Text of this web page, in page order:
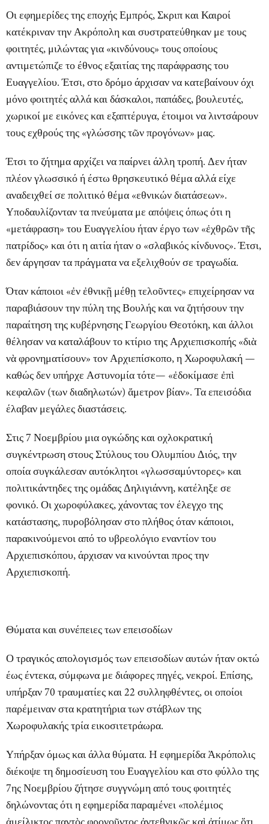
Οι εφημερίδες της εποχήςΕμπρός,ΣκριπκαιΚαιροί
κατέκριναν τηνΑκρόποληκαι συστρατεύθηκαν με τους
φοιτητές, μιλώντας για «κινδύνους» τους οποίους
αντιμετώπιζε το έθνος εξαιτίας της παράφρασης του
Ευαγγελίου. Έτσι, στο δρόμο άρχισαν να κατεβαίνουν όχι
μόνο φοιτητές αλλά και δάσκαλοι, παπάδες, βουλευτές,
χωρικοί με εικόνες και εξαπτέρυγα, έτοιμοι να λιντσάρουν
τους εχθρούς της «γλώσσης τῶν προγόνων» μας.
Έτσι το ζήτημα αρχίζει να παίρνει άλλη τροπή. Δεν ήταν
πλέον γλωσσικό ή έστω θρησκευτικό θέμα αλλά είχε
αναδειχθεί σε πολιτικό θέμα «εθνικών διατάσεων».
Υποδαυλίζονταν τα πνεύματα με απόψεις όπως ότι η
«μετάφραση» του Ευαγγελίου ήταν έργο των «ἐχθρῶν τῆς
πατρίδος» και ότι η αιτία ήταν ο «σλαβικός κίνδυνος». Έτσι,
δεν άργησαν τα πράγματα να εξελιχθούν σε τραγωδία.
Όταν κάποιοι «ἐν ἐθνικῇ μέθῃ τελοῦντες» επιχείρησαν να
παραβιάσουν την πύλη της Βουλής και να ζητήσουν την
παραίτηση της κυβέρνησης Γεωργίου Θεοτόκη, και άλλοι
θέλησαν να καταλάβουν το κτίριο της Αρχιεπισκοπής «διὰ
νὰ φρονηματίσουν» τον Αρχιεπίσκοπο, η Χωροφυλακή —
καθώς δεν υπήρχε Αστυνομία τότε— «ἐδοκίμασε ἐπὶ
κεφαλῶν (των διαδηλωτών) ἄμετρον βίαν». Τα επεισόδια
έλαβαν μεγάλες διαστάσεις.
Στις 7 Νοεμβρίου μια ογκώδης και οχλοκρατική
συγκέντρωση στους Στύλους του Ολυμπίου Διός, την
οποία συγκάλεσαν αυτόκλητοι «γλωσσαμύντορες» και
πολιτικάντηδες της ομάδας Δηλιγιάννη, κατέληξε σε
φονικό. Οι χωροφύλακες, χάνοντας τον έλεγχο της
κατάστασης, πυροβόλησαν στο πλήθος όταν κάποιοι,
παρακινούμενοι από το υβρεολόγιο εναντίον του
Αρχιεπισκόπου, άρχισαν να κινούνται προς την
Αρχιεπισκοπή.
Θύματα και συνέπειες των επεισοδίων
Ο τραγικός απολογισμός των επεισοδίων αυτών ήταν οκτώ
έως έντεκα, σύμφωνα με διάφορες πηγές, νεκροί. Επίσης,
υπήρξαν 70 τραυματίες και 22 συλληφθέντες, οι οποίοι
παρέμειναν στα κρατητήρια των στάβλων της
Χωροφυλακής τρία εικοσιτετράωρα.
Υπήρξαν όμως και άλλα θύματα. H εφημερίδαἈκρόπολις
διέκοψε τη δημοσίευση του Ευαγγελίου και στο φύλλο της
7ης Νοεμβρίου ζήτησε συγγνώμη από τους φοιτητές
δηλώνοντας ότι η εφημερίδα παραμένει «πολέμιος